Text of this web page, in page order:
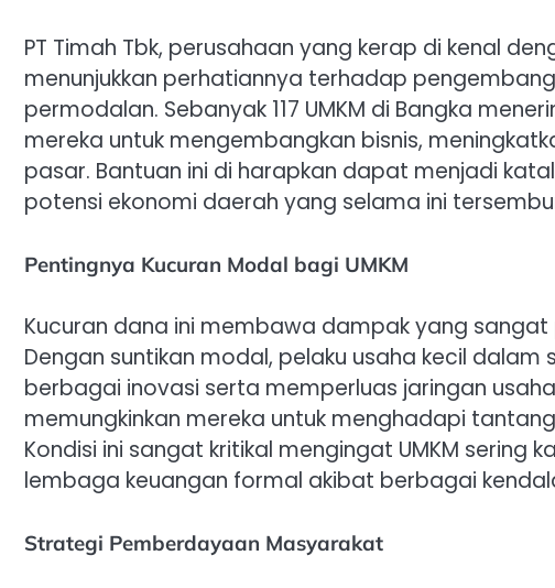
PT Timah Tbk, perusahaan yang kerap di kenal
menunjukkan perhatiannya terhadap
permodalan. Sebanyak 117 UMKM di Bangka
mereka untuk mengembangkan bisnis,
pasar. Bantuan ini di harapkan dapat menjadi
potensi ekonomi daerah yang selama ini
Pentingnya Kucuran Modal bagi UMKM
Kucuran dana ini membawa dampak yang sangat
Dengan suntikan modal, pelaku usaha kecil
berbagai inovasi serta memperluas jaringan
memungkinkan mereka untuk menghadapi
Kondisi ini sangat kritikal mengingat UMKM sering
lembaga keuangan formal akibat berbagai
Strategi Pemberdayaan Masyarakat